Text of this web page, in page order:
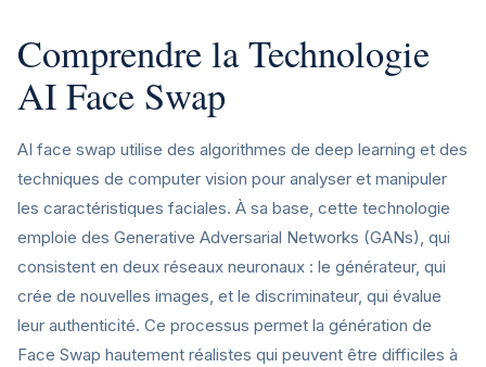
Comprendre la Technologie
AI Face Swap
AI face swap utilise des algorithmes de deep learning et des
techniques de computer vision pour analyser et manipuler
les caractéristiques faciales. À sa base, cette technologie
emploie des Generative Adversarial Networks (GANs), qui
consistent en deux réseaux neuronaux : le générateur, qui
crée de nouvelles images, et le discriminateur, qui évalue
leur authenticité. Ce processus permet la génération de
Face Swap hautement réalistes qui peuvent être difficiles à